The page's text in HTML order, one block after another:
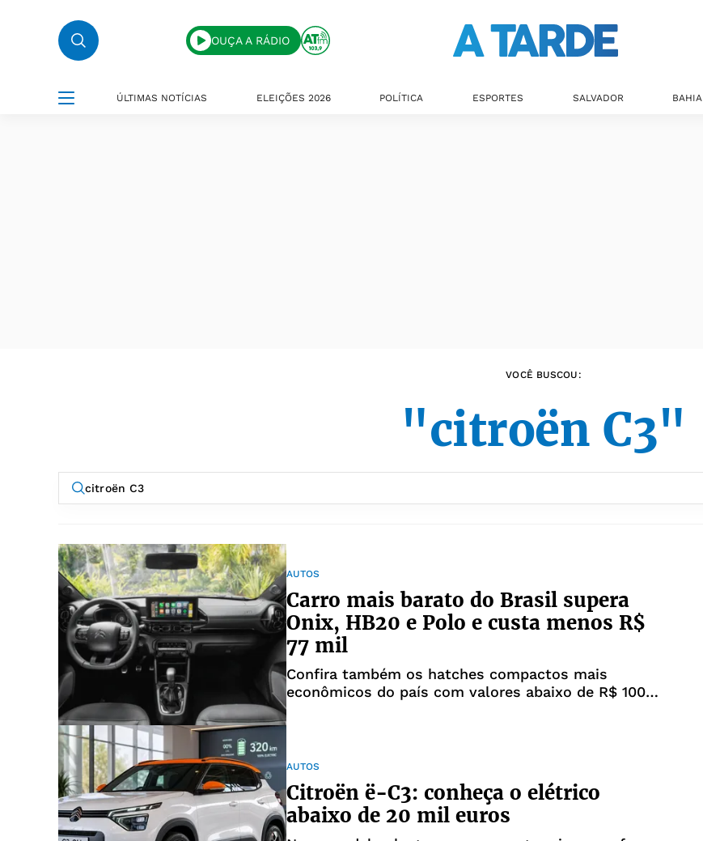
OUÇA A RÁDIO
ÚLTIMAS NOTÍCIAS ELEIÇÕES 2026 POLÍTICA ESPORTES SALVADOR BAHIA
VOCÊ BUSCOU:
"citroën C3"
AUTOS
Carro mais barato do Brasil supera
Onix, HB20 e Polo e custa menos R$
77 mil
Confira também os hatches compactos mais
econômicos do país com valores abaixo de R$ 100
AUTOS
Citroën ë-C3: conheça o elétrico
abaixo de 20 mil euros